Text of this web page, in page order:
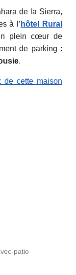
de la Sierra,
à l’ hôtel Rural
plein cœur de
de parking :
.
de cette maison
patio